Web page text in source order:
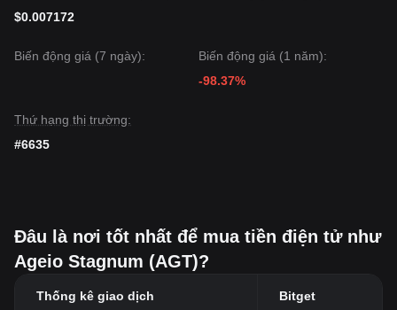
$0.007172
Biến động giá (7 ngày):
Biến động giá (1 năm):
-98.37%
Thứ hạng thị trường:
#6635
Đâu là nơi tốt nhất để mua tiền điện tử như
Ageio Stagnum (AGT)?
Thống kê giao dịch Bitget